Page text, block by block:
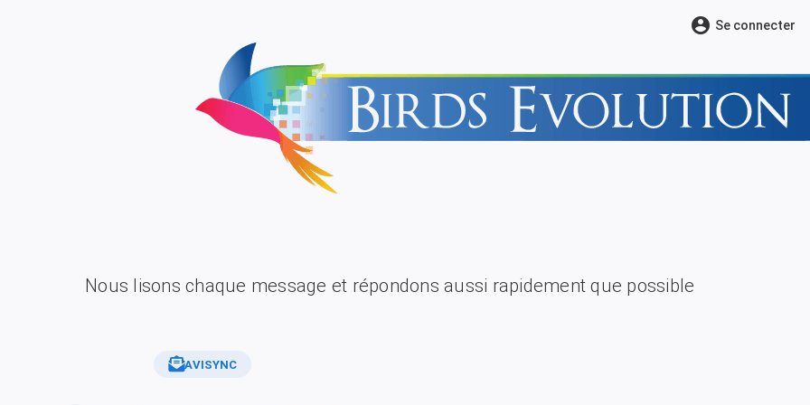
account_circle Se connecter
Nous lisons chaque message et répondons aussi rapidement que possible
AVISYNC